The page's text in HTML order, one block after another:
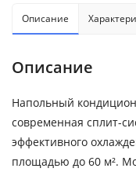
Описание
Описание
Напольный
современная сплит-
эффективного
площадью до 60 м².